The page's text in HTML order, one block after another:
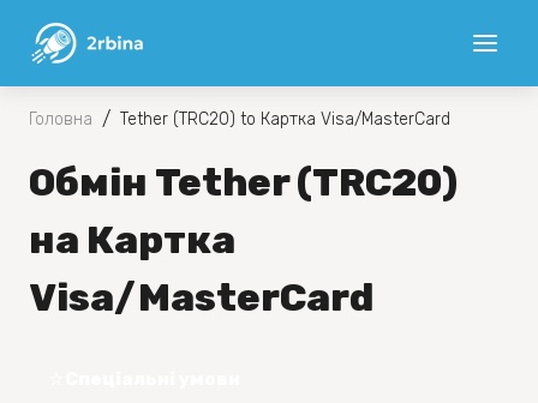
Головна / Tether (TRC20) to Картка Visa/MasterCard
Обмін Tether (TRC20)
на Картка
Visa/MasterCard